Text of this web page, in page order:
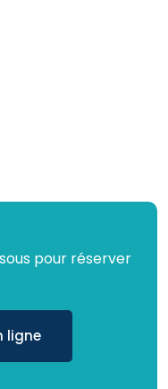
pour réserver
ligne